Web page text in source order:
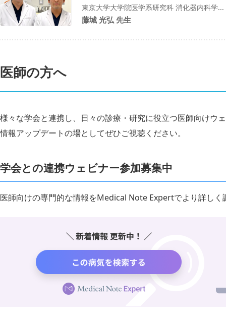
東京大学大学院医学系研究科 消化器内科学...
藤城 光弘 先生
医師の方へ
様々な学会と連携し、日々の診療・研究に役立つ医師向けウ
情報アップデートの場としてぜひご視聴ください。
学会との連携ウェビナー参加募集中
医師向けの専門的な情報をMedical Note Expertでより詳しく